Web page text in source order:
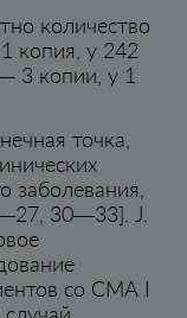
количество
копия, у 242
3 копии, у 1
точка,
заболевания,
30—33]. J.
со СМА I